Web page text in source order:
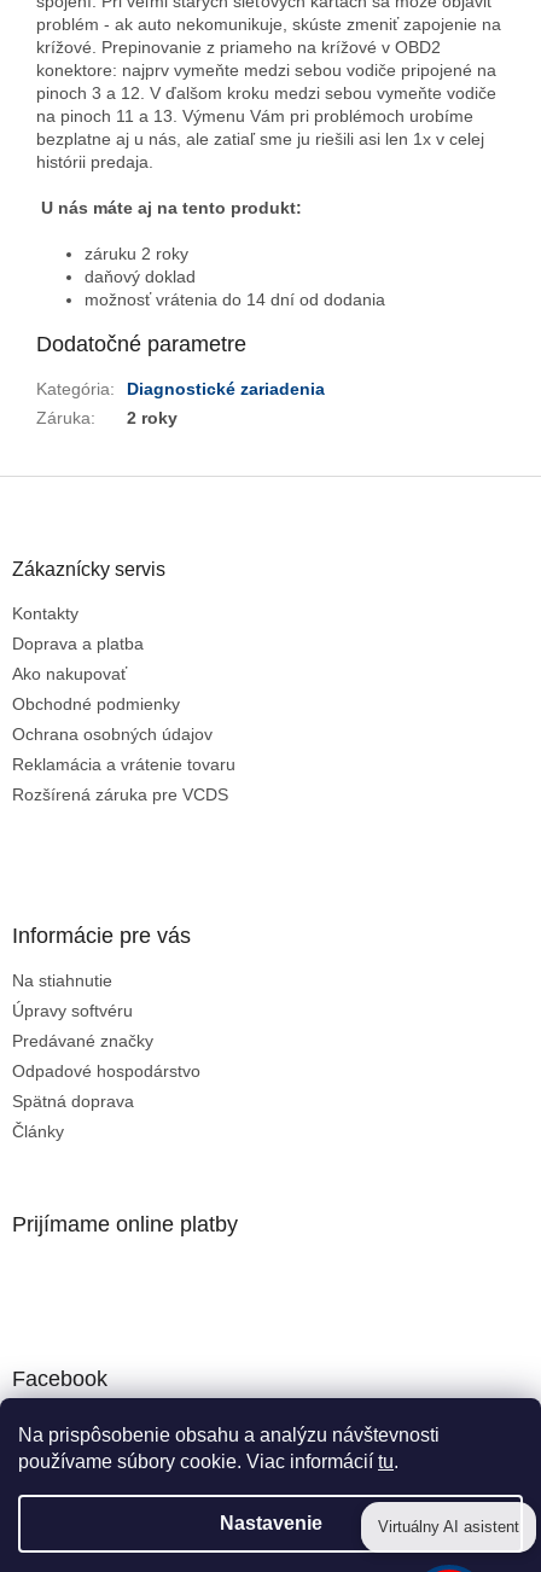
Na prispôsobenie obsahu a analýzu návštevnosti
používame súbory cookie. Viac informácií tu.
Nastavenie
problém - ak auto nekomunikuje, skúste zmeniť zapojenie na
krížové. Prepinovanie z priameho na krížové v OBD2
konektore: najprv vymeňte medzi sebou vodiče pripojené na
pinoch 3 a 12. V ďalšom kroku medzi sebou vymeňte vodiče
na pinoch 11 a 13. Výmenu Vám pri problémoch urobíme
bezplatne aj u nás, ale zatiaľ sme ju riešili asi len 1x v celej
histórii predaja.
U nás máte aj na tento produkt:
záruku 2 roky
daňový doklad
možnosť vrátenia do 14 dní od dodania
Dodatočné parametre
Kategória:
Diagnostické zariadenia
Záruka: 2 roky
Zákaznícky servis
Kontakty
Doprava a platba
Ako nakupovať
Obchodné podmienky
Ochrana osobných údajov
Reklamácia a vrátenie tovaru
Rozšírená záruka pre VCDS
Informácie pre vás
Na stiahnutie
Úpravy softvéru
Predávané značky
Odpadové hospodárstvo
Spätná doprava
Články
Prijímame online platby
Facebook
Virtuálny AI asistent